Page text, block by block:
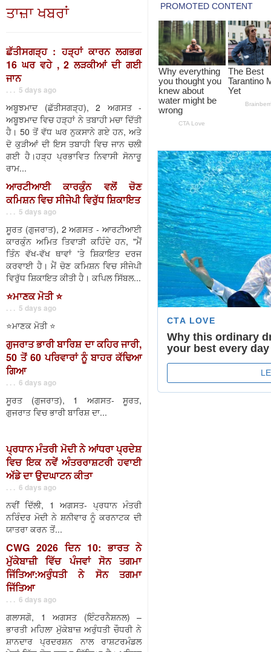
ਤਾਜ਼ਾ ਖਬਰਾਂ
ਛੱਤੀਸਗੜ੍ਹ : ਹੜ੍ਹਾਂ ਕਾਰਨ ਲਗਭਗ
16 ਘਰ ਵਹੇ , 2 ਲੜਕੀਆਂ ਦੀ ਗਈ
ਜਾਨ
. . . 5 days ago
ਅਬੂਝਮਾਦ (ਛੱਤੀਸਗੜ੍ਹ), 2 ਅਗਸਤ -
ਅਬੂਝਮਾਦ ਵਿਚ ਹੜ੍ਹਾਂ ਨੇ ਤਬਾਹੀ ਮਚਾ ਦਿੱਤੀ
ਹੈ। 50 ਤੋਂ ਵੱਧ ਘਰ ਨੁਕਸਾਨੇ ਗਏ ਹਨ, ਅਤੇ
ਦੋ ਕੁੜੀਆਂ ਦੀ ਇਸ ਤਬਾਹੀ ਵਿਚ ਜਾਨ ਚਲੀ
ਗਈ ਹੈ।ਹੜ੍ਹ ਪ੍ਰਭਾਵਿਤ ਨਿਵਾਸੀ ਸੋਨਾਰੂ
ਰਾਮ...
ਆਰਟੀਆਈ ਕਾਰਕੁੰਨ ਵਲੋਂ ਚੋਣ
ਕਮਿਸ਼ਨ ਵਿਚ ਸੀਜੇਪੀ ਵਿਰੁੱਧ ਸ਼ਿਕਾਇਤ
. . . 5 days ago
ਸੂਰਤ (ਗੁਜਰਾਤ), 2 ਅਗਸਤ - ਆਰਟੀਆਈ
ਕਾਰਕੁੰਨ ਅਮਿਤ ਤਿਵਾੜੀ ਕਹਿੰਦੇ ਹਨ, "ਮੈਂ
ਤਿੰਨ ਵੱਖ-ਵੱਖ ਥਾਵਾਂ 'ਤੇ ਸ਼ਿਕਾਇਤ ਦਰਜ
ਕਰਵਾਈ ਹੈ। ਮੈਂ ਚੋਣ ਕਮਿਸ਼ਨ ਵਿਚ ਸੀਜੇਪੀ
ਵਿਰੁੱਧ ਸ਼ਿਕਾਇਤ ਕੀਤੀ ਹੈ। ਕਪਿਲ ਸਿੱਬਲ...
⭐️ਮਾਣਕ ਮੋਤੀ ⭐️
. . . 5 days ago
⭐️ਮਾਣਕ ਮੋਤੀ ⭐️
ਗੁਜਰਾਤ ਭਾਰੀ ਬਾਰਿਸ਼ ਦਾ ਕਹਿਰ ਜਾਰੀ,
50 ਤੋਂ 60 ਪਰਿਵਾਰਾਂ ਨੂੰ ਬਾਹਰ ਕੱਢਿਆ
ਗਿਆ
. . . 6 days ago
ਸੂਰਤ (ਗੁਜਰਾਤ), 1 ਅਗਸਤ- ਸੂਰਤ,
ਗੁਜਰਾਤ ਵਿਚ ਭਾਰੀ ਬਾਰਿਸ਼ ਦਾ...
ਪ੍ਰਧਾਨ ਮੰਤਰੀ ਮੋਦੀ ਨੇ ਆਂਧਰਾ ਪ੍ਰਦੇਸ਼
ਵਿਚ ਇਕ ਨਵੇਂ ਅੰਤਰਰਾਸ਼ਟਰੀ ਹਵਾਈ
ਅੱਡੇ ਦਾ ਉਦਘਾਟਨ ਕੀਤਾ
. . . 6 days ago
ਨਵੀਂ ਦਿੱਲੀ, 1 ਅਗਸਤ- ਪ੍ਰਧਾਨ ਮੰਤਰੀ
ਨਰਿੰਦਰ ਮੋਦੀ ਨੇ ਸ਼ਨੀਵਾਰ ਨੂੰ ਕਰਨਾਟਕ ਦੀ
ਯਾਤਰਾ ਕਰਨ ਤੋਂ...
CWG 2026 ਦਿਨ 10: ਭਾਰਤ ਨੇ
ਮੁੱਕੇਬਾਜ਼ੀ ਵਿੱਚ ਪੰਜਵਾਂ ਸੋਨ ਤਗਮਾ
ਜਿੱਤਿਆ:ਅਰੁੰਧਤੀ ਨੇ ਸੋਨ ਤਗਮਾ
ਜਿੱਤਿਆ
. . . 6 days ago
ਗਲਾਸਗੋ, 1 ਅਗਸਤ (ਇੰਟਰਨੈਸ਼ਨਲ) –
ਭਾਰਤੀ ਮਹਿਲਾ ਮੁੱਕੇਬਾਜ਼ ਅਰੁੰਧਤੀ ਚੌਧਰੀ ਨੇ
ਸ਼ਾਨਦਾਰ ਪ੍ਰਦਰਸ਼ਨ ਨਾਲ ਰਾਸ਼ਟਰਮੰਡਲ